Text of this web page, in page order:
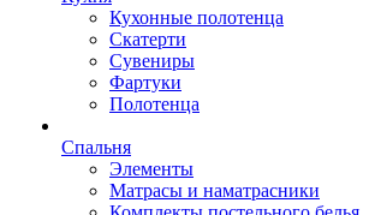
Кухонные полотенца
Скатерти
Сувениры
Фартуки
Полотенца
Спальня
Элементы
Матрасы и наматрасники